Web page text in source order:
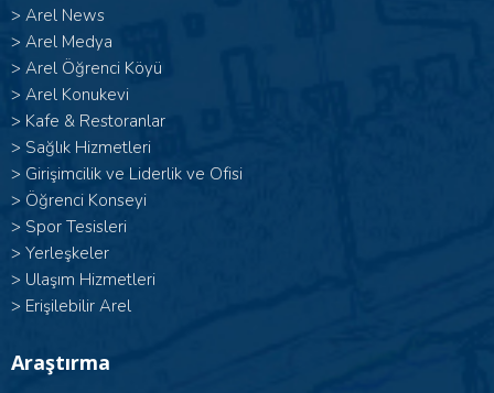
> Arel News
> Arel Medya
> Arel Öğrenci Köyü
> Arel Konukevi
> Kafe & Restoranlar
> Sağlık Hizmetleri
> Girişimcilik ve Liderlik ve Ofisi
> Öğrenci Konseyi
> Spor Tesisleri
> Yerleşkeler
> Ulaşım Hizmetleri
> Erişilebilir Arel
Araştırma